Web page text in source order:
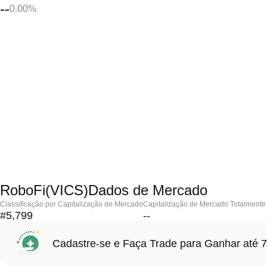
--0.00%
RoboFi(VICS)Dados de Mercado
Classificação por Capitalização de Mercado
#5,799
Capitalização de Mercado
--
Cadastre-se e Faça Trade para Ganhar até